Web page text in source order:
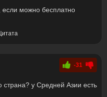
если можно бесплатно
-31
страна? у Средней Азии есть